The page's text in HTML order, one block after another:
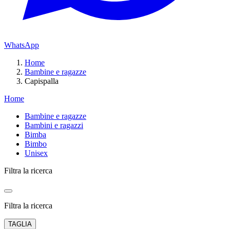
WhatsApp
Home
Bambine e ragazze
Capispalla
Home
Bambine e ragazze
Bambini e ragazzi
Bimba
Bimbo
Unisex
Filtra la ricerca
Filtra la ricerca
TAGLIA